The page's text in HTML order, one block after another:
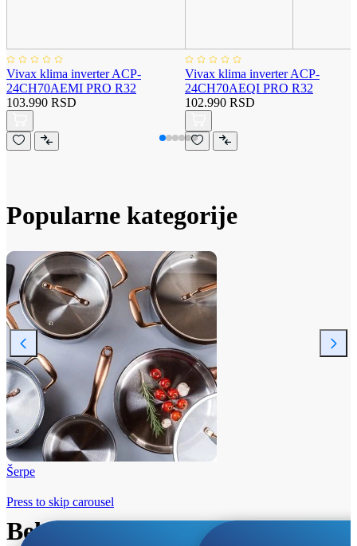
Vivax klima inverter ACP-
24CH70AEMI PRO R32
103.990 RSD
Vivax klima inverter ACP-
24CH70AEQI PRO R32
102.990 RSD
Popularne kategorije
Šerpe
Beko i Tesla super cene
Press to skip carousel